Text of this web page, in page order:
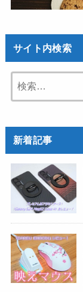
サイト内検索
新着記事